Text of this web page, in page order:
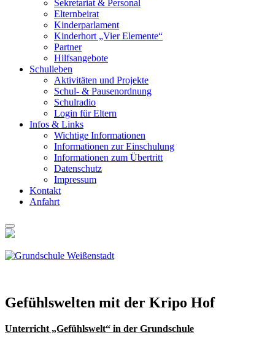
Sekre­ta­ri­at & Per­so­nal
Eltern­bei­rat
Kin­der­par­la­ment
Kin­der­hort „Vier Ele­men­te“
Part­ner
Hilfs­an­ge­bo­te
Schul­le­ben
Akti­vi­tä­ten und Pro­jek­te
Schul- & Pau­sen­ord­nung
Schul­ra­dio
Log­in für Eltern
Infos & Links
Wich­ti­ge Infor­ma­tio­nen
Infor­ma­tio­nen zur Ein­schu­lung
Infor­ma­tio­nen zum Über­tritt
Daten­schutz
Impres­sum
Kon­takt
Anfahrt
Gefühls­wel­ten mit der Kri­po Hof
Unter­richt „Gefühls­welt“ in der Grund­schu­le